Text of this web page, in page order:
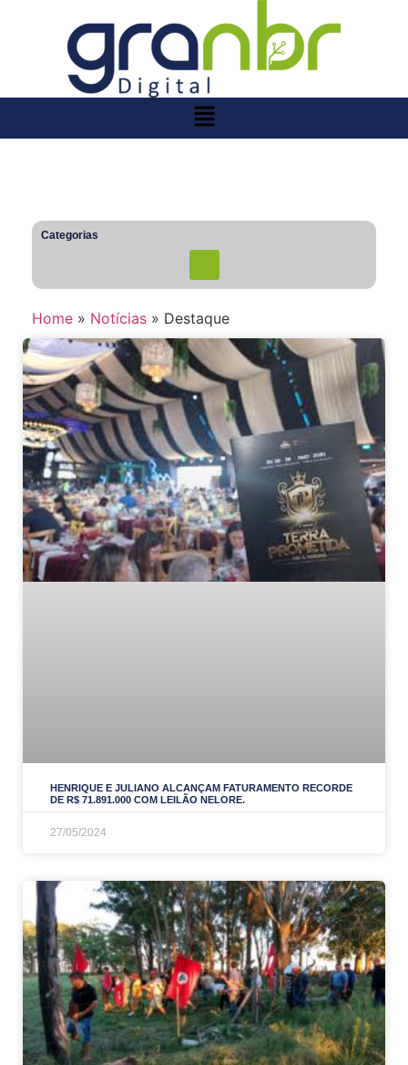
Home » Notícias » Destaque
HENRIQUE E JULIANO ALCANÇAM FATURAMENTO RECORDE
DE R$ 71.891.000 COM LEILÃO NELORE.
27/05/2024
Categorias